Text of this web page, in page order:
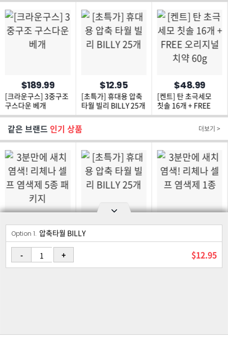
$189.99
[크라운구스] 3중구조
구스다운 베개
$12.95
[초특가] 휴대용 압축
타월 빌리 BILLY 25개
$48.99
[켄트] 탄 초극세모
칫솔 16개 + FREE
오리지널 치약 60g
같은 브랜드 인기 상품 더보기 >
$64.95
3분만에 새치염색!
리체나 셀프 염색제
5종 패키지
$12.95
[초특가] 휴대용 압축
$14.95
Option 1. 압축타월 BILLY
- + $12.95